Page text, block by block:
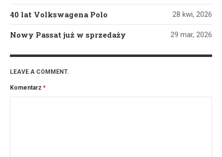
40 lat Volkswagena Polo 28 kwi, 2026
Nowy Passat już w sprzedaży 29 mar, 2026
LEAVE A COMMENT.
Komentarz *